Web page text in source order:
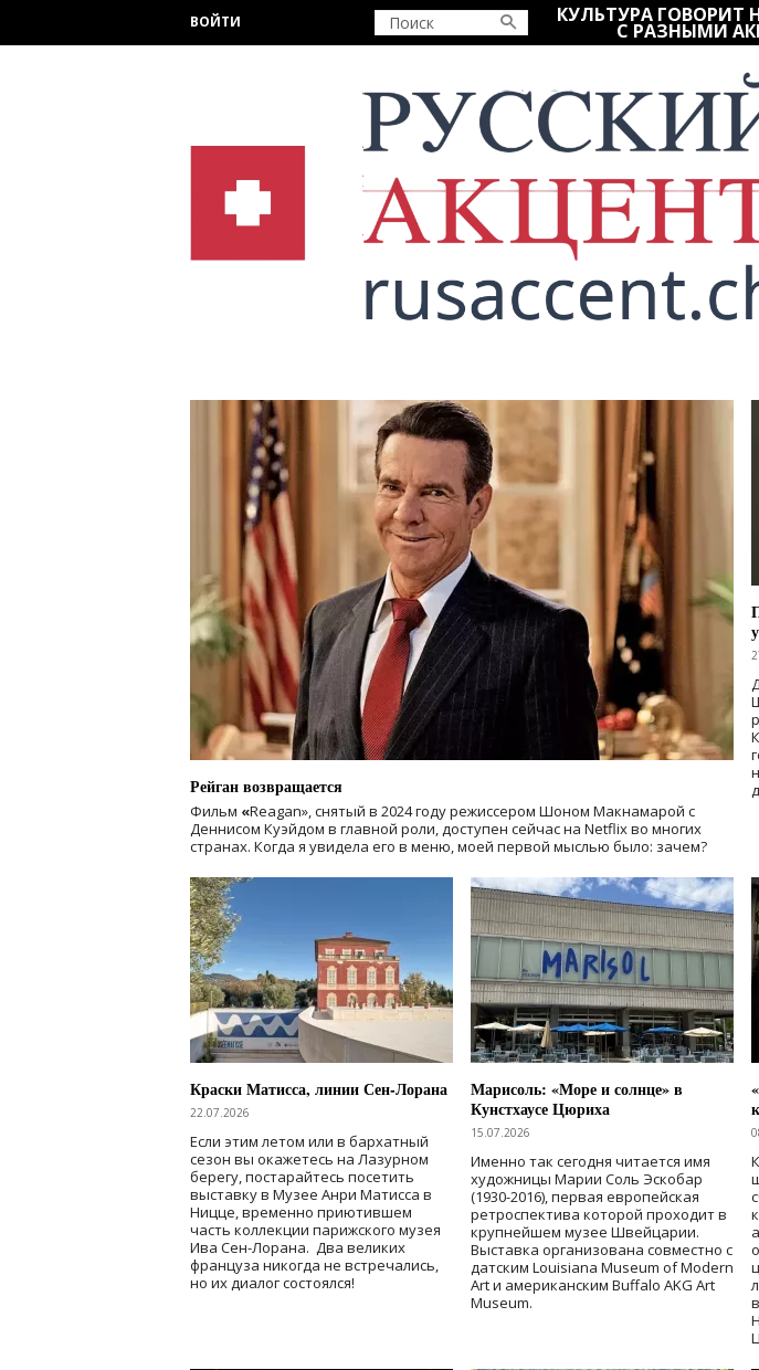
ВОЙТИ КУЛЬТУРА ГОВОРИТ
С РАЗНЫМИ
Рейган возвращается
Фильм «Reagan», снятый в 2024 годурежиссером Шоном Макнамарой с
Деннисом Куэйдом в главной роли, доступен сейчас на Netflix во многих
странах. Когда я увидела его в меню, моей первой мыслью было: зачем?
Краски Матисса, линии Сен-Лорана
22.07.2026
Если этим летом или в бархатный
сезон вы окажетесь на Лазурном
берегу, постарайтесь посетить
выставку в Музее Анри Матисса в
Ницце, временно приютившем
часть коллекции парижского музея
Ива Сен-Лорана. Два великих
француза никогда не встречались,
но их диалог состоялся!
Марисоль: «Море и солнце» в
Кунстхаусе Цюриха
15.07.2026
Именно так сегодня читается имя
художницы Марии Соль Эскобар
(1930-2016), первая европейская
ретроспектива которой проходит в
крупнейшем музее Швейцарии.
Выставка организована совместно с
датским Louisiana Museum of Modern
Art и американским Buffalo AKG Art
Museum.